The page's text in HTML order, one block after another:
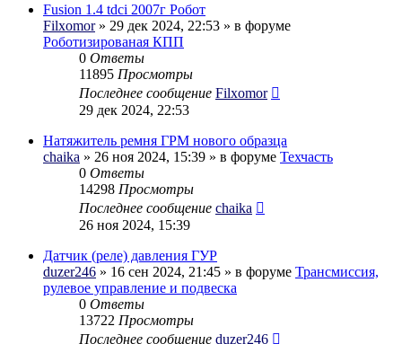
Fusion 1.4 tdci 2007г Робот
Filxomor» 29 дек 2024, 22:53 » в форуме
Роботизированая КПП
0 Ответы
11895 Просмотры
Последнее сообщение Filxomor
29 дек 2024, 22:53
Натяжитель ремня ГРМ нового образца
chaika » 26 ноя 2024, 15:39 » в форуме Техчасть
0 Ответы
14298 Просмотры
Последнее сообщение chaika
26 ноя 2024, 15:39
Датчик (реле) давления ГУР
duzer246 » 16 сен 2024, 21:45 » в форуме Трансмиссия,
рулевое управление и подвеска
0 Ответы
13722 Просмотры
Последнее сообщение duzer246